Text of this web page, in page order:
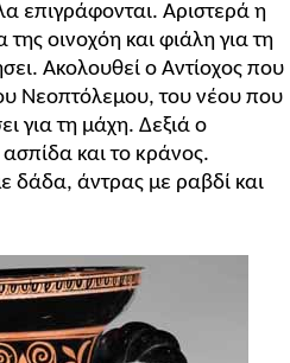
επιγράφονται. Αριστερά η
οινοχόη και φιάλη για τη
Ακολουθεί ο Αντίοχος που
Νεοπτόλεμου, του νέου που
για τη μάχη. Δεξιά ο
και το κράνος.
δάδα, άντρας με ραβδί και